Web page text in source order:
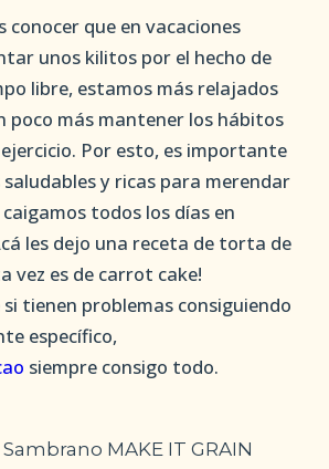
conocer que en vacaciones
unos kilitos por el hecho de
libre, estamos más relajados
poco más mantener los hábitos
Por esto, es importante
y ricas para merendar
todos los días en
les dejo una receta de torta de
vez es de carrot cake!
si tienen problemas consiguiendo
específico,
siempre consigo todo.